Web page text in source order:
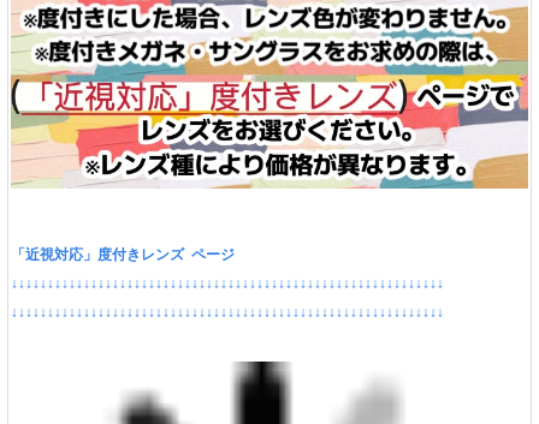
「近視対応」度付きレンズ ページ
↓↓↓↓↓↓↓↓↓↓↓↓↓↓↓↓↓↓↓↓↓↓↓↓↓↓↓↓↓↓↓↓↓↓↓↓↓↓↓↓↓↓↓↓↓↓↓↓↓↓↓↓↓↓↓↓↓↓↓↓
↓↓↓↓↓↓↓↓↓↓↓↓↓↓↓↓↓↓↓↓↓↓↓↓↓↓↓↓↓↓↓↓↓↓↓↓↓↓↓↓↓↓↓↓↓↓↓↓↓↓↓↓↓↓↓↓↓↓↓↓